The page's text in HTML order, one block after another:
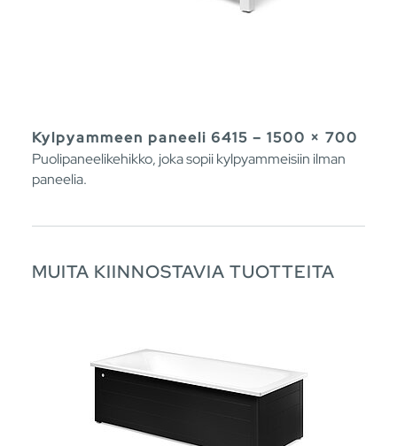
Kylpyammeen paneeli 6415 – 1500 × 700
Puolipaneelikehikko, joka sopii kylpyammeisiin ilman
paneelia.
MUITA KIINNOSTAVIA TUOTTEITA